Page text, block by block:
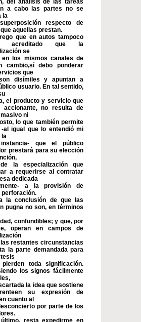
del análisis de las tareas
a cabo las partes no se
la
respecto de
aquellas prestan.
que en autos tampoco
que la
se
en los mismos canales de
cambio,sí debo ponderar
que
disímiles y apuntan a
usuario. En tal sentido,
el producto y servicio que
accionante, no resulta de
ni
lo que también permite
al igual que lo entendió mi
la
que el público
prestará para su elección
la especialización que
a requerirse al contratar
dedicada
a la provisión de
perforación.
la conclusión de que las
pugna no son, en términos
confundibles; y que, por
operan en campos de
restantes circunstancias
la parte demandada para
pierden toda significación.
los signos fácilmente
la idea que sostiene
su expresión de
cuanto al
por parte de los
resta expedirme en